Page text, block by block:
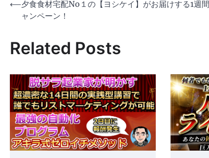
投
ビ
ー
シ
ョ
ン
⟵夕食食材宅配No１の【ヨシケイ】がお届けする1週
ャンペーン！
Related Posts